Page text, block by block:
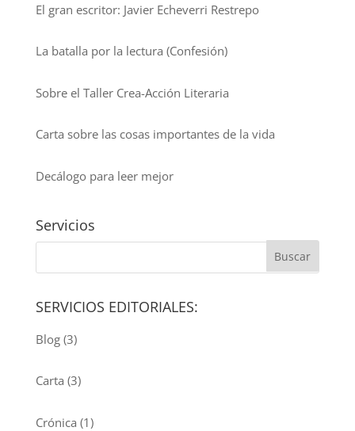
El gran escritor: Javier Echeverri Restrepo
La batalla por la lectura (Confesión)
Sobre el Taller Crea-Acción Literaria
Carta sobre las cosas importantes de la vida
Decálogo para leer mejor
Servicios
SERVICIOS EDITORIALES:
Blog(3)
Carta (3)
Crónica (1)